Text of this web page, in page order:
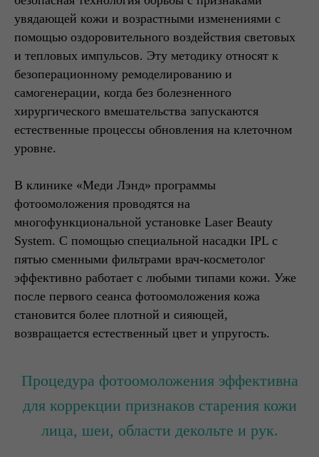
увядающей кожи и возрастными изменениями с
помощью оздоровительного воздействия световых
и тепловых импульсов. Эту методику относят к
безоперационному ремоделированию и
самогенерации, когда без болезненного
хирургического вмешательства запускаются
естественные процессы обновления на клеточном
уровне.
В клинике «Меди Лэнд» программы
фотоомоложения проводятся на
многофункциональной установке Laser Beauty
System. С помощью специальной насадки IPL с
пятью сменными фильтрами врач-косметолог
эффективно работает с любыми типами кожи. Уже
после первого сеанса фотоомоложения кожа
становится более плотной и сияющей,
возвращается естественный цвет и упругость.
Процедура фотоомоложения эффективна
для коррекции признаков старения кожи
лица, шеи, области декольте и рук.